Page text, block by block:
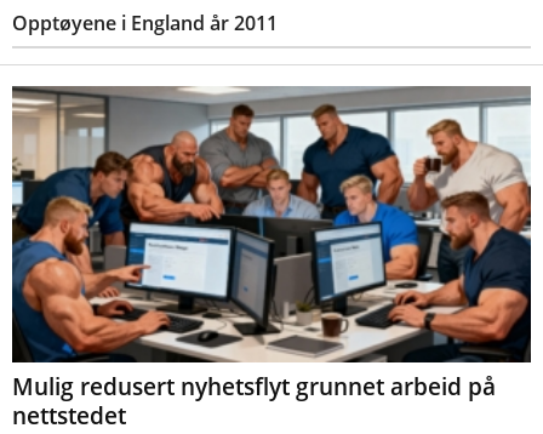
Opptøyene i England år 2011
Mulig redusert nyhetsflyt grunnet arbeid på
nettstedet